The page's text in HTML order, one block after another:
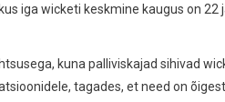
iga wicketi keskmine kaugus on
kuna palliviskajad sihivad
tagades, et need on